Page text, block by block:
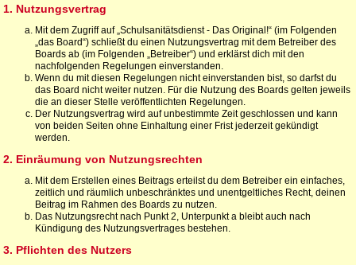
1. Nutzungsvertrag
Mit dem Zugriff auf „Schulsanitätsdienst - Das Original!“ (im Folgenden
„das Board“) schließt du einen Nutzungsvertrag mit dem Betreiber des
Boards ab (im Folgenden „Betreiber“) und erklärst dich mit den
nachfolgenden Regelungen einverstanden.
Wenn du mit diesen Regelungen nicht einverstanden bist, so darfst du
das Board nicht weiter nutzen. Für die Nutzung des Boards gelten jeweils
die an dieser Stelle veröffentlichten Regelungen.
Der Nutzungsvertrag wird auf unbestimmte Zeit geschlossen und kann
von beiden Seiten ohne Einhaltung einer Frist jederzeit gekündigt
werden.
2. Einräumung von Nutzungsrechten
Mit dem Erstellen eines Beitrags erteilst du dem Betreiber ein einfaches,
zeitlich und räumlich unbeschränktes und unentgeltliches Recht, deinen
Beitrag im Rahmen des Boards zu nutzen.
Das Nutzungsrecht nach Punkt 2, Unterpunkt a bleibt auch nach
Kündigung des Nutzungsvertrages bestehen.
3. Pflichten des Nutzers